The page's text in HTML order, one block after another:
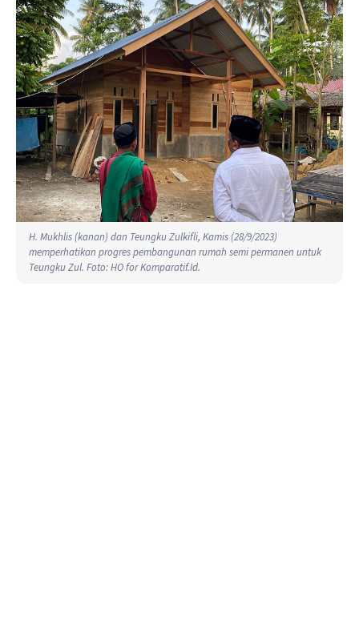
H. Mukhlis (kanan) dan Teungku Zulkifli, Kamis (28/9/2023)
memperhatikan progres pembangunan rumah semi permanen untuk
Teungku Zul. Foto: HO for Komparatif.Id.